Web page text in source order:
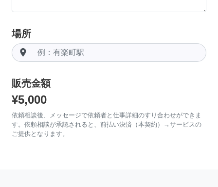
場所
room
販売金額
¥5,000
依頼相談後、メッセージで依頼者と仕事詳細のすり合わせができま
す。依頼相談が承認されると、前払い決済（本契約）→サービスの
ご提供となります。